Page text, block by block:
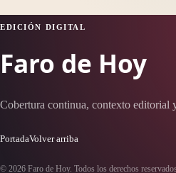
EDICIÓN DIGITAL
Faro de Hoy
Cobertura continua, contexto editorial
PortadaVolver arriba
© 2026 Faro de Hoy. Todos los derechos reservados.